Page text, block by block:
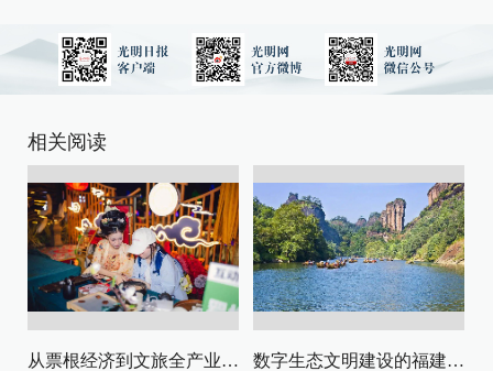
相关阅读
从票根经济到文旅全产业链升级 数字生态文明建设的福建路径与启示